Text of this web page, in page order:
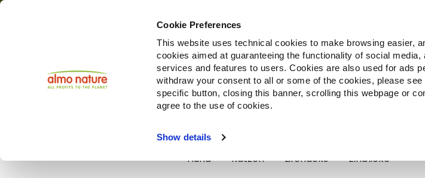
Cookie Preferences
This website uses technical cookies to make browsing easier,
cookies aimed at guaranteeing the functionality of social
services and features to users. Cookies are also used for ads
withdraw your consent to all or some of the cookies, please
specific button, closing this banner, scrolling this webpage or
agree to the use of cookies.
Show details
Produkte Companion for Life
Hund Katzen Lifehacks Einblicke